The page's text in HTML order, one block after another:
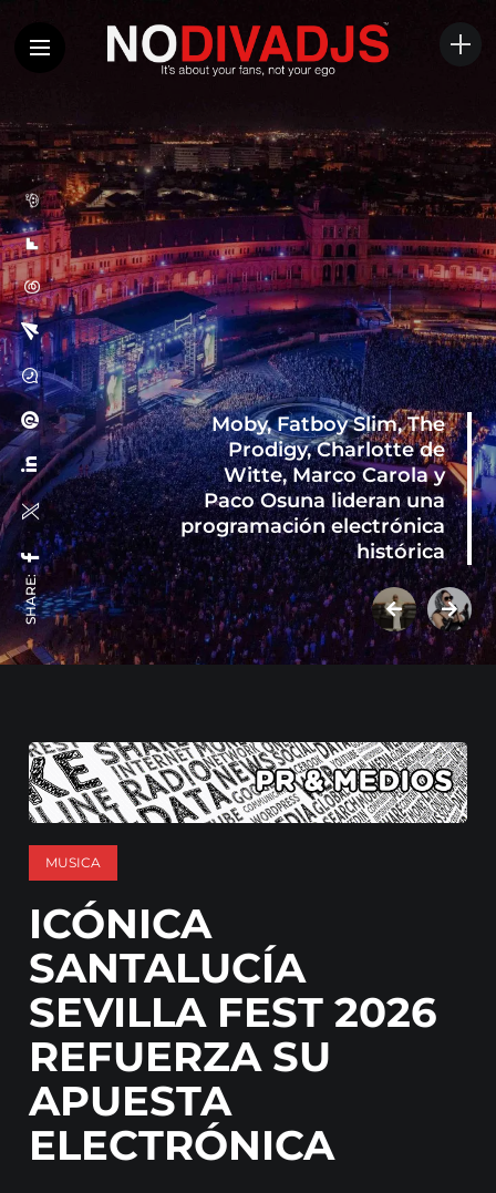
Moby, Fatboy Slim, The
Prodigy, Charlotte de
Witte, Marco Carola y
Paco Osuna lideran una
programación electrónica
histórica
SHARE:
MUSICA
ICÓNICA
SANTALUCÍA
SEVILLA FEST 2026
REFUERZA SU
APUESTA
ELECTRÓNICA